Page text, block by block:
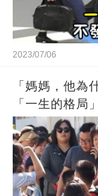
2023/07/06
「媽媽，他為
「一生的格局」